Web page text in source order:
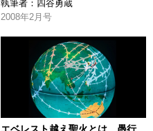
執筆者： 四谷勇蔵
2008年2月号